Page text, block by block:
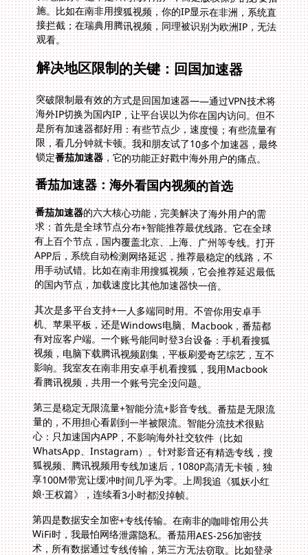
观看。
解决地区限制的关键：回国加速器
突破限制最有效的方式是回国加速器——通过VPN技术将
海外IP切换为国内IP，让平台误以为你在国内访问。但不
是所有加速器都好用：有些节点少，速度慢；有些流量有
限，看几分钟就卡顿。我和朋友试了10多个加速器，最终
锁定番茄加速器，它的功能正好戳中海外用户的痛点。
番茄加速器：海外看国内视频的首选
番茄加速器的六大核心功能，完美解决了海外用户的需
求：首先是全球节点分布+智能推荐最优线路。它在全球
有上百个节点，国内覆盖北京、上海、广州等专线。打开
APP后，系统自动检测网络延迟，推荐最稳定的线路，不
用手动试错。比如在南非用搜狐视频，它会推荐延迟最低
的国内节点，加载速度比其他加速器快一倍。
其次是多平台支持+一人多端同时用。不管你用安卓手
机、苹果平板，还是Windows电脑、Macbook，番茄都
有对应客户端。一个账号能同时登3台设备：手机看搜狐
视频，电脑下载腾讯视频剧集，平板刷爱奇艺综艺，互不
影响。我室友在南非用安卓手机看搜狐，我用Macbook
看腾讯视频，共用一个账号完全没问题。
第三是稳定无限流量+智能分流+影音专线。番茄是无限流
量的，不用担心看剧到一半被限流。智能分流技术很贴
心：只加速国内APP，不影响海外社交软件（比如
WhatsApp、Instagram）。针对影音还有精选专线，搜
狐视频、腾讯视频用专线加速后，1080P高清无卡顿，独
享100M带宽让缓冲时间几乎为零。上周我追《狐妖小红
娘·王权篇》，连续看3小时都没掉帧。
第四是数据安全加密+专线传输。在南非的咖啡馆用公共
WiFi时，我最怕网络泄露隐私。番茄用AES-256加密技
术，所有数据通过专线传输，第三方无法窃取。比如登录